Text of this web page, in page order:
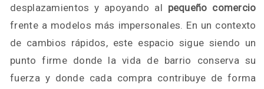
desplazamientos y apoyando al pequeño comercio
frente a modelos más impersonales. En un contexto
de cambios rápidos, este espacio sigue siendo un
punto firme donde la vida de barrio conserva su
fuerza y donde cada compra contribuye de forma